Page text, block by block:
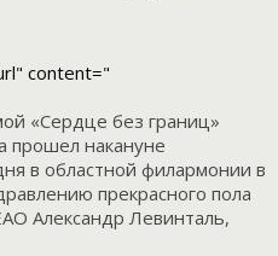
content="
«Сердце без границ»
прошел накануне
в областной филармонии в
прекрасного пола
Александр Левинталь,